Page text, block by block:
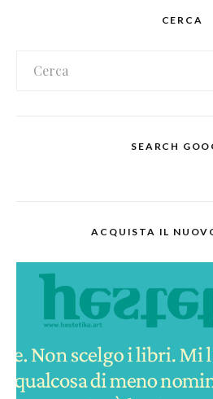
CERCA
SEARCH
ACQUISTA IL